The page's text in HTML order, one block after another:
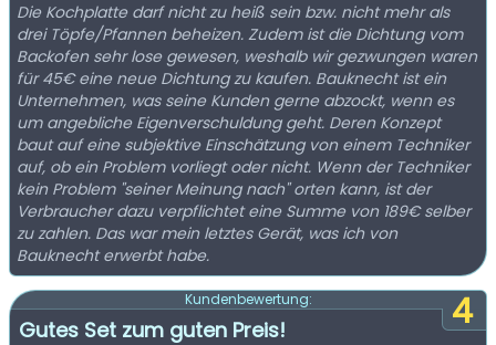
Die Kochplatte darf nicht zu heiß sein bzw. nicht mehr als
drei Töpfe/Pfannen beheizen. Zudem ist die Dichtung vom
Backofen sehr lose gewesen, weshalb wir gezwungen waren
für 45€ eine neue Dichtung zu kaufen. Bauknecht ist ein
Unternehmen, was seine Kunden gerne abzockt, wenn es
um angebliche Eigenverschuldung geht. Deren Konzept
baut auf eine subjektive Einschätzung von einem Techniker
auf, ob ein Problem vorliegt oder nicht. Wenn der Techniker
kein Problem "seiner Meinung nach" orten kann, ist der
Verbraucher dazu verpflichtet eine Summe von 189€ selber
zu zahlen. Das war mein letztes Gerät, was ich von
Bauknecht erwerbt habe.
4
Kundenbewertung:
Gutes Set zum guten Preis!